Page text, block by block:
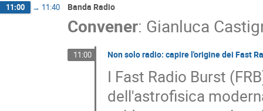
11:00 → 11:40 Banda Radio
Convener: Gianluca
11:00 Non solo radio: capire l'origine dei Fast
I Fast Radio Burst
dell'astrofisica